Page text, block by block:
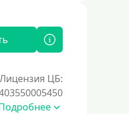
Лицензия ЦБ: